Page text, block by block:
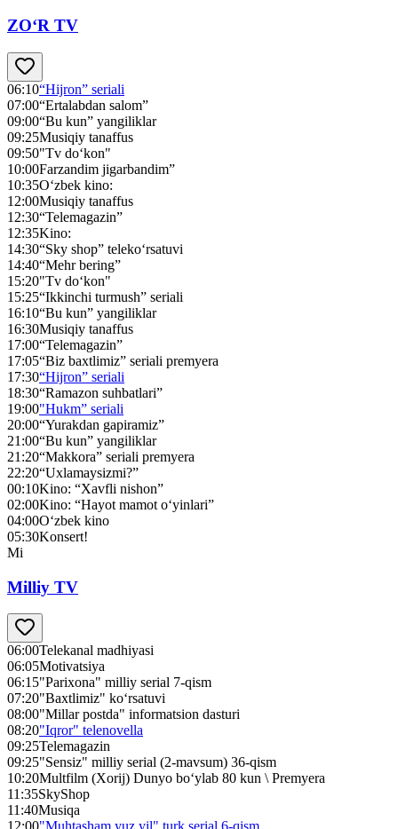
ZO‘R TV
06:10“Hijron” seriali
07:00“Ertalabdan salom”
09:00“Bu kun” yangiliklar
09:25Musiqiy tanaffus
09:50"Tv do‘kon"
10:00Farzandim jigarbandim”
10:35O‘zbek kino:
12:00Musiqiy tanaffus
12:30“Telemagazin”
12:35Kino:
14:30“Sky shop” teleko‘rsatuvi
14:40“Mehr bering”
15:20"Tv do‘kon"
15:25“Ikkinchi turmush” seriali
16:10“Bu kun” yangiliklar
16:30Musiqiy tanaffus
17:00“Telemagazin”
17:05“Biz baxtlimiz” seriali premyera
17:30“Hijron” seriali
18:30“Ramazon suhbatlari”
19:00"Hukm” seriali
20:00“Yurakdan gapiramiz”
21:00“Bu kun” yangiliklar
21:20“Makkora” seriali premyera
22:20“Uxlamaysizmi?”
00:10Kino: “Xavfli nishon”
02:00Kino: “Hayot mamot o‘yinlari”
04:00O‘zbek kino
05:30Konsert!
Mi
Milliy TV
06:00Telekanal madhiyasi
06:05Motivatsiya
06:15"Parixona" milliy serial 7-qism
07:20"Baxtlimiz" ko‘rsatuvi
08:00"Millar postda" informatsion dasturi
08:20"Iqror" telenovella
09:25Telemagazin
09:25"Sensiz" milliy serial (2-mavsum) 36-qism
10:20Multfilm (Xorij) Dunyo bo‘ylab 80 kun \ Premyera
11:35SkyShop
11:40Musiqa